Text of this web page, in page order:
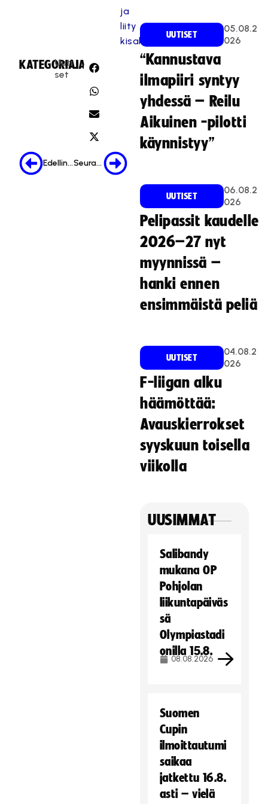
ja
liity
kisakatsomoon
KATEGORIA:
Uuti
set
JAA:
Edellinen Seuraava
UUTISET
05.08.2
026
“Kannustava
ilmapiiri syntyy
yhdessä – Reilu
Aikuinen -pilotti
käynnistyy”
UUTISET
06.08.2
026
Pelipassit kaudelle
2026–27 nyt
myynnissä –
hanki ennen
ensimmäistä peliä
UUTISET
04.08.2
026
F-liigan alku
häämöttää:
Avauskierrokset
syyskuun toisella
viikolla
UUSIMMAT
Salibandy
mukana OP
Pohjolan
liikuntapäiväs
sä
Olympiastadi
onilla 15.8.
08.08.2026
Suomen
Cupin
ilmoittautumi
saikaa
jatkettu 16.8.
asti – vielä